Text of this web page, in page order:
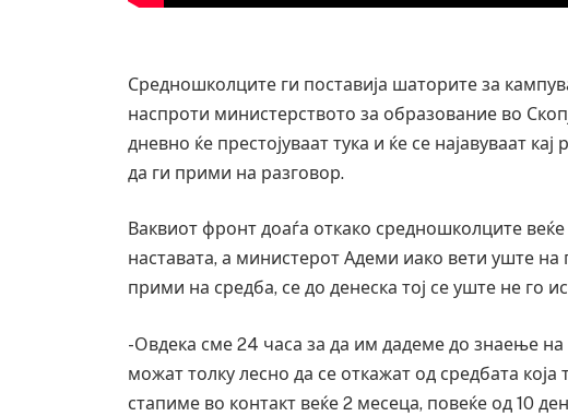
Средношколците ги поставија шаторите за
наспроти министерството за образование во
дневно ќе престојуваат тука и ќе се најавуваат
да ги прими на разговор.
Ваквиот фронт доаѓа откако средношколците
наставата, а министерот Адеми иако вети уште на
прими на средба, се до денеска тој се уште не го
-Овдека сме 24 часа за да им дадеме до знаење
можат толку лесно да се откажат од средбата
стапиме во контакт веќе 2 месеца, повеќе од 10
Уште двајца починаа од повредите во ресторан
во главниот град на Русуија – експлозивот бил
завиткан како роденденски подарок
AUGUST 2, 2026